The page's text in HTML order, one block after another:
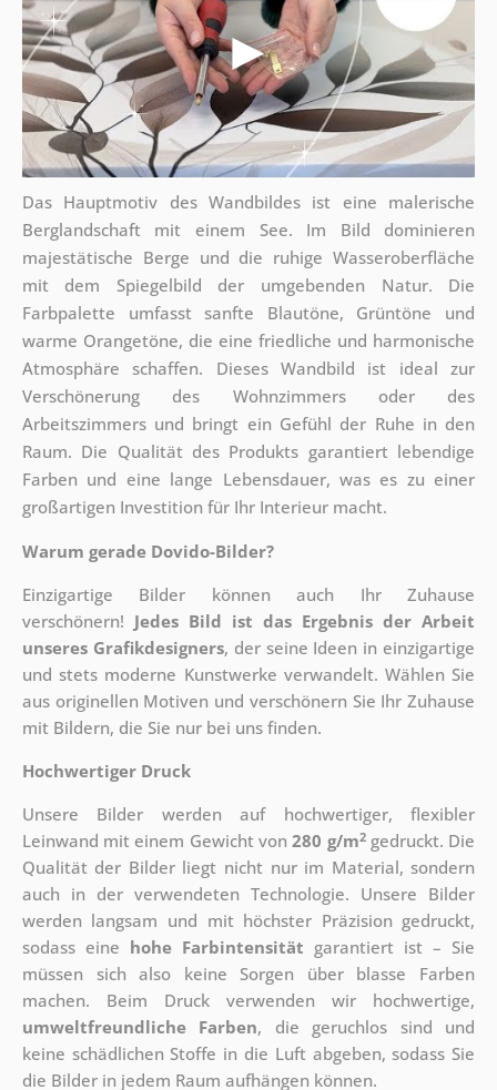
Das Hauptmotiv des Wandbildes ist eine malerische
Berglandschaft mit einem See. Im Bild dominieren
majestätische Berge und die ruhige Wasseroberfläche
mit dem Spiegelbild der umgebenden Natur. Die
Farbpalette umfasst sanfte Blautöne, Grüntöne und
warme Orangetöne, die eine friedliche und harmonische
Atmosphäre schaffen. Dieses Wandbild ist ideal zur
Verschönerung des Wohnzimmers oder des
Arbeitszimmers und bringt ein Gefühl der Ruhe in den
Raum. Die Qualität des Produkts garantiert lebendige
Farben und eine lange Lebensdauer, was es zu einer
großartigen Investition für Ihr Interieur macht.
Warum gerade Dovido-Bilder?
Einzigartige Bilder können auch Ihr Zuhause
verschönern! Jedes Bild ist das Ergebnis der Arbeit
unseres Grafikdesigners, der seine Ideen in einzigartige
und stets moderne Kunstwerke verwandelt. Wählen Sie
aus originellen Motiven und verschönern Sie Ihr Zuhause
mit Bildern, die Sie nur bei uns finden.
Hochwertiger Druck
Unsere Bilder werden auf hochwertiger, flexibler
Leinwand mit einem Gewicht von280 g/m2gedruckt. Die
Qualität der Bilder liegt nicht nur im Material, sondern
auch in der verwendeten Technologie. Unsere Bilder
werden langsam und mit höchster Präzision gedruckt,
sodass eine hohe Farbintensität garantiert ist – Sie
müssen sich also keine Sorgen über blasse Farben
machen. Beim Druck verwenden wir hochwertige,
umweltfreundliche Farben, die geruchlos sind und
keine schädlichen Stoffe in die Luft abgeben, sodass Sie
die Bilder in jedem Raum aufhängen können.